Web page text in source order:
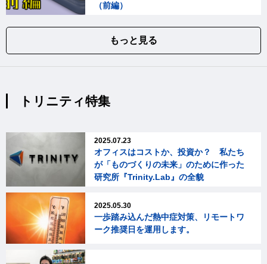
（前編）
もっと見る
トリニティ特集
2025.07.23
オフィスはコストか、投資か？ 私たち
が「ものづくりの未来」のために作った
研究所『Trinity.Lab』の全貌
2025.05.30
一歩踏み込んだ熱中症対策、リモートワ
ーク推奨日を運用します。